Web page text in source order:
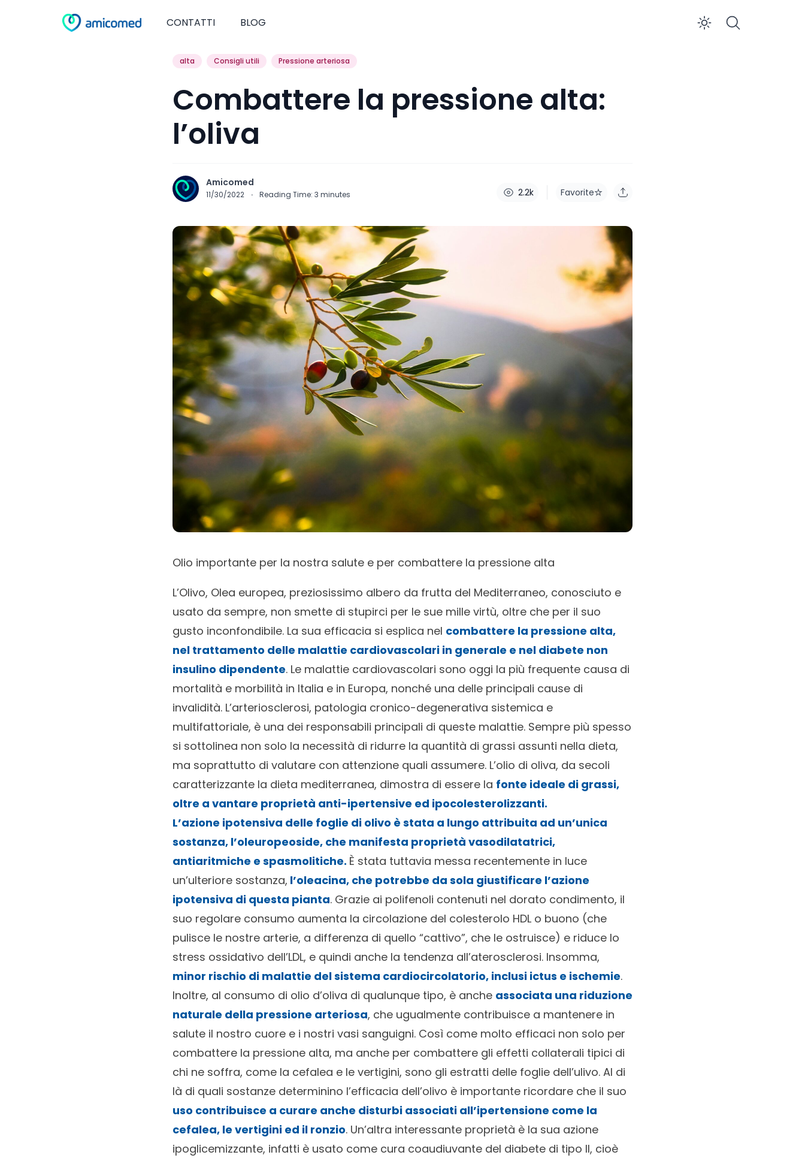
CONTATTI BLOG Enable
alta Consigli utili Pressione arteriosa
Combattere la pressione alta:
l’oliva
Amicomed
11/30/2022 · Reading Time: 3 minutes 2.2k Favorite
Olio importante per la nostra salute e per combattere la pressione alta
L’Olivo, Olea europea, preziosissimo albero da frutta del Mediterraneo, conosciuto e
usato da sempre, non smette di stupirci per le sue mille virtù, oltre che per il suo
gusto inconfondibile. La sua efficacia si esplica nel combattere la pressione alta,
nel trattamento delle malattie cardiovascolari in generale e nel diabete non
insulino dipendente. Le malattie cardiovascolari sono oggi la più frequente causa di
mortalità e morbilità in Italia e in Europa, nonché una delle principali cause di
invalidità. L’arteriosclerosi, patologia cronico-degenerativa sistemica e
multifattoriale, è una dei responsabili principali di queste malattie. Sempre più spesso
si sottolinea non solo la necessità di ridurre la quantità di grassi assunti nella dieta,
ma soprattutto di valutare con attenzione quali assumere. L’olio di oliva, da secoli
caratterizzante la dieta mediterranea, dimostra di essere la fonte ideale di grassi,
oltre a vantare proprietà anti-ipertensive ed ipocolesterolizzanti.
L’azione ipotensiva delle foglie di olivo è stata a lungo attribuita ad un’unica
sostanza, l’oleuropeoside, che manifesta proprietà vasodilatatrici,
antiaritmiche e spasmolitiche. È stata tuttavia messa recentemente in luce
un’ulteriore sostanza, l’oleacina, che potrebbe da sola giustificare l’azione
ipotensiva di questa pianta. Grazie ai polifenoli contenuti nel dorato condimento, il
suo regolare consumo aumenta la circolazione del colesterolo HDL o buono (che
pulisce le nostre arterie, a differenza di quello “cattivo”, che le ostruisce) e riduce lo
stress ossidativo dell’LDL, e quindi anche la tendenza all’aterosclerosi. Insomma,
minor rischio di malattie del sistema cardiocircolatorio, inclusi ictus e ischemie.
Inoltre, al consumo di olio d’oliva di qualunque tipo, è anche associata una riduzione
naturale della pressione arteriosa, che ugualmente contribuisce a mantenere in
salute il nostro cuore e i nostri vasi sanguigni. Così come molto efficaci non solo per
combattere la pressione alta, ma anche per combattere gli effetti collaterali tipici di
chi ne soffra, come la cefalea e le vertigini, sono gli estratti delle foglie dell’ulivo. Al di
là di quali sostanze determinino l’efficacia dell’olivo è importante ricordare che il suo
uso contribuisce a curare anche disturbi associati all’ipertensione come la
cefalea, le vertigini ed il ronzio. Un’altra interessante proprietà è la sua azione
ipoglicemizzante, infatti è usato come cura coaudiuvante del diabete di tipo II, cioè